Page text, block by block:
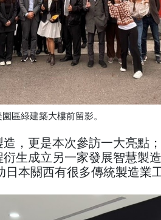
區綠建築大樓前留影。
，更是本次參訪一大亮點
生成立另一家發展智慧製
本關西有很多傳統製造業